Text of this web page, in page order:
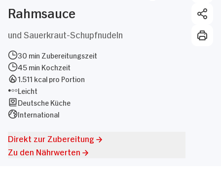
Rahmsauce
und Sauerkraut-Schupfnudeln
30 min Zubereitungszeit
45 min Kochzeit
1.511 kcal pro Portion
Leicht
Deutsche Küche
International
Direkt zur Zubereitung
Zu den Nährwerten